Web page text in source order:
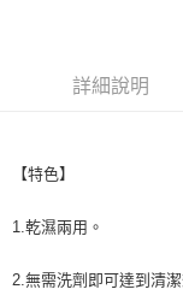
【關於「AFTEE先享後
AFTEE先享後付是「在
１．簡單：不需註冊會
３．安心：先確認商品
ATM付款
運送方式
全家取貨付款
詳細說明
【特色】
1.乾濕兩用。
2.無需洗劑即可達到清潔